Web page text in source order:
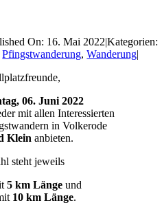
On: 16. Mai 2022|Kategorien:
Pfingstwanderung,Wanderung|
06. Juni 2022
mit allen Interessierten
in Volkerode
Klein anbieten.
steht jeweils
5 km Länge und
10 km Länge.